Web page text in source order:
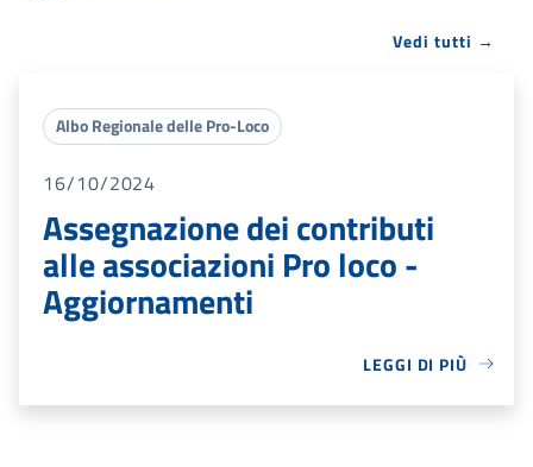
Vedi tutti →
Albo Regionale delle Pro-Loco
16/10/2024
Assegnazione dei contributi
alle associazioni Pro loco -
Aggiornamenti
LEGGI DI PIÙ